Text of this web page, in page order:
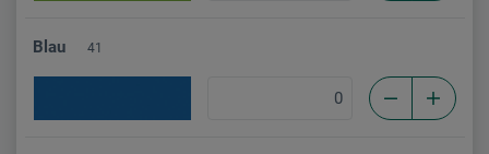
Blau 41